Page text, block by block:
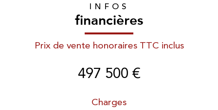
INFOS
financières
Prix de vente honoraires TTC inclus
497 500 €
Charges